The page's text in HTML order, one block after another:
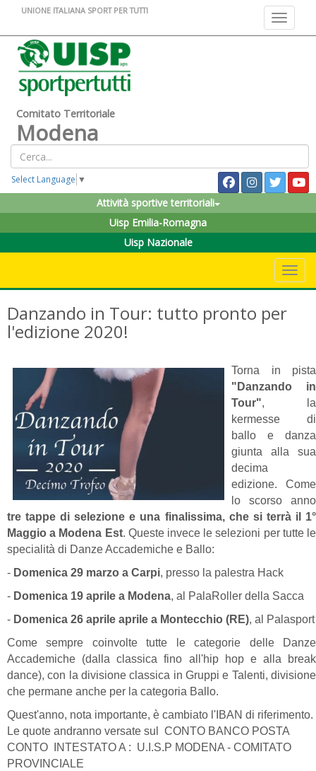
Toggle
UNIONE ITALIANA SPORT PER TUTTI
Comitato Territoriale
Modena
Select Language ▼
Attività sportive territoriali
Uisp Emilia-Romagna
Uisp Nazionale
Danzando in Tour: tutto pronto per
l'edizione 2020!
Torna in pista
"Danzando in
Tour", la
kermesse di
ballo e danza
giunta alla sua
decima
edizione. Come
lo scorso anno
tre tappe di selezione e una finalissima, che si terrà il 1°
Maggio a Modena Est. Queste invece le selezioni per tutte le
specialità di Danze Accademiche e Ballo:
- Domenica 29 marzo a Carpi, presso la palestra Hack
- Domenica 19 aprile a Modena, al PalaRoller della Sacca
- Domenica 26 aprile aprile a Montecchio (RE), al Palasport
Come sempre coinvolte tutte le categorie delle Danze
Accademiche (dalla classica fino all'hip hop e alla break
dance), con la divisione classica in Gruppi e Talenti, divisione
che permane anche per la categoria Ballo.
Quest'anno, nota importante, è cambiato l'IBAN di riferimento.
Le quote andranno versate sul CONTO BANCO POSTA
CONTO INTESTATO A : U.I.S.P MODENA - COMITATO
PROVINCIALE